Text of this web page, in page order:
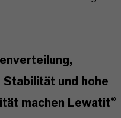
und hohe
machen Lewatit®